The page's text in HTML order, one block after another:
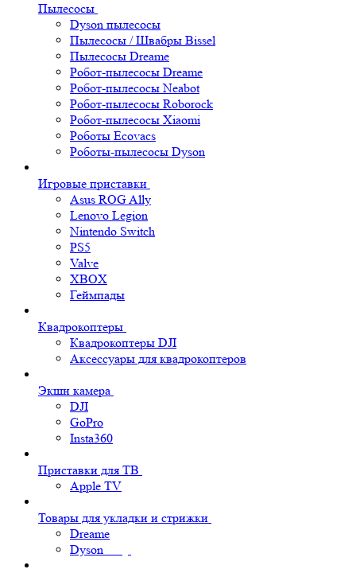
Пылесосы
Dyson пылесосы
Пылесосы / Швабры Bissel
Пылесосы Dreame
Робот-пылесосы Dreame
Робот-пылесосы Neabot
Робот-пылесосы Roborock
Робот-пылесосы Xiaomi
Роботы Ecovacs
Роботы-пылесосы Dyson
Игровые приставки
Asus ROG Ally
Lenovo Legion
Nintendo Switch
PS5
Valve
XBOX
Геймпады
Квадрокоптеры
Квадрокоптеры DJI
Аксессуары для квадрокоптеров
Экшн камера
DJI
GoPro
Insta360
Приставки для ТВ
Apple TV
Товары для укладки и стрижки
Dreame
Dyson